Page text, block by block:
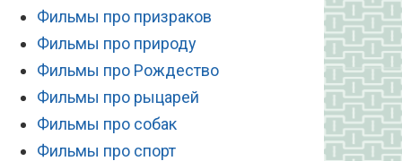
Фильмы про призраков
Фильмы про природу
Фильмы про Рождество
Фильмы про рыцарей
Фильмы про собак
Фильмы про спорт